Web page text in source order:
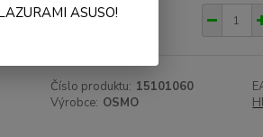
1 237 Kč
Číslo produktu: 15101060
Výrobce: OSMO
ASUSO!